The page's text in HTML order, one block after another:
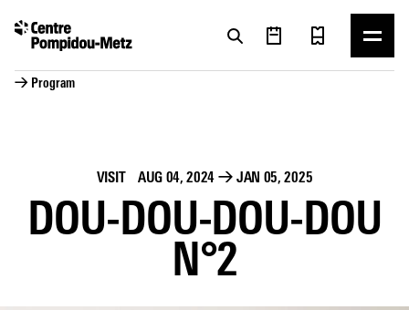
→ Program
VISIT AUG 04, 2024 → JAN 05, 2025
DOU-DOU-DOU-DOU
N°2